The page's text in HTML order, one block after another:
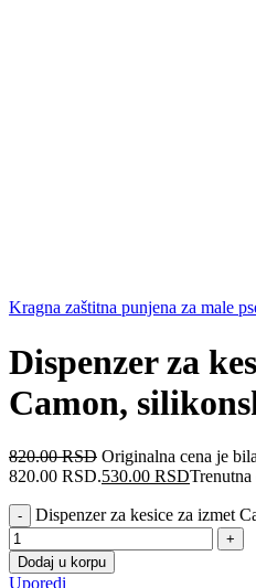
Kragna zaštitna punjena za male
Dispenzer za
Camon,
820.00RSD Originalna cena je
820.00 RSD.530.00 RSD
Dispenzer za kesice za izmet
Dodaj u korpu
Uporedi